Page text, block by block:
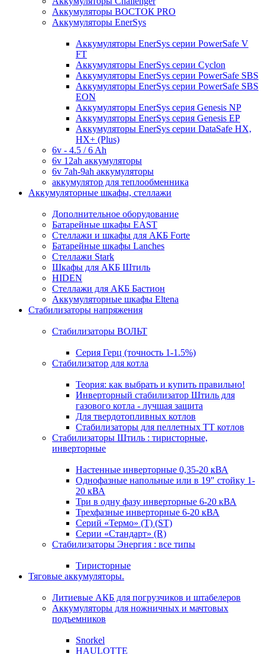
Аккумуляторы ВОСТОК PRO
Аккумуляторы EnerSys
Аккумуляторы EnerSys серии PowerSafe V
FT
Аккумуляторы EnerSys серии Cyclon
Аккумуляторы EnerSys серии PowerSafe SBS
Аккумуляторы EnerSys серии PowerSafe SBS
EON
Аккумуляторы EnerSys серия Genesis NP
Аккумуляторы EnerSys серия Genesis EP
Аккумуляторы EnerSys серии DataSafe HX,
HX+ (Plus)
6v - 4.5 / 6 Ah
6v 12ah аккумуляторы
6v 7ah-9ah аккумуляторы
аккумулятор для теплообменника
Аккумуляторные шкафы, стеллажи
Дополнительное оборудование
Батарейные шкафы EAST
Стеллажи и шкафы для АКБ Forte
Батарейные шкафы Lanches
Стеллажи Stark
Шкафы для АКБ Штиль
HIDEN
Стеллажи для АКБ Бастион
Аккумуляторные шкафы Eltena
Стабилизаторы напряжения
Стабилизаторы ВОЛЬТ
Серия Герц (точность 1-1.5%)
Стабилизатор для котла
Теория: как выбрать и купить правильно!
Инверторный стабилизатор Штиль для
газового котла - лучшая защита
Для твердотопливных котлов
Стабилизаторы для пеллетных ТТ котлов
Стабилизаторы Штиль : тиристорные,
инверторные
Настенные инверторные 0,35-20 кВА
Однофазные напольные или в 19" стойку 1-
20 кВА
Три в одну фазу инверторные 6-20 кВА
Трехфазные инверторные 6-20 кВА
Серий «Термо» (T) (ST)
Серии «Стандарт» (R)
Стабилизаторы Энергия : все типы
Тиристорные
Тяговые аккумуляторы.
Литиевые АКБ для погрузчиков и штабелеров
Аккумуляторы для ножничных и мачтовых
подъемников
Snorkel
HAULOTTE